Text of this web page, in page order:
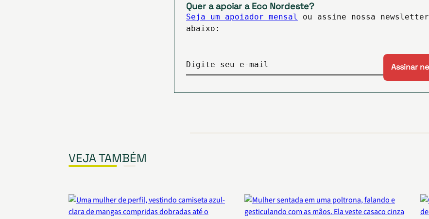
Quer a apoiar a Eco Nordeste?
Seja um apoiador mensal
ou assine nossa newsletter
abaixo:
Digite seu e-mail
VEJA TAMBÉM